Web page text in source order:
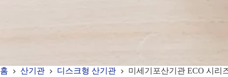
홈 산기관 디스크형 산기관 미세기포산기관 ECO 시리